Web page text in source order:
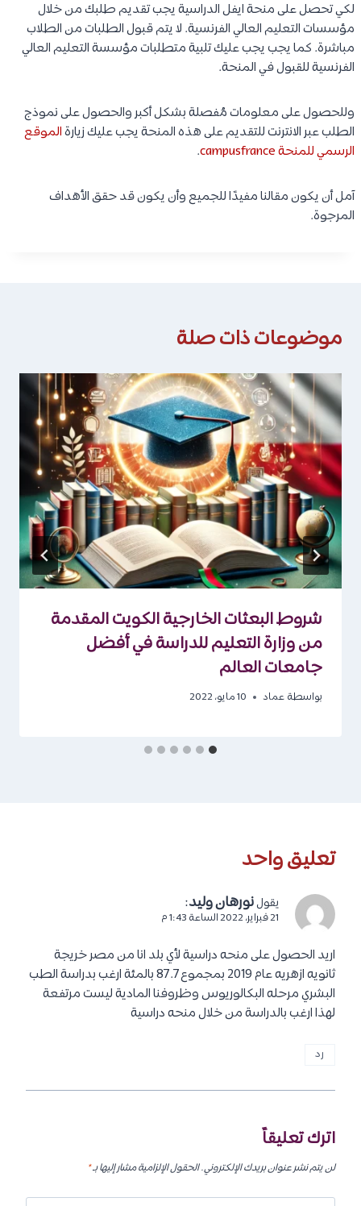
لكي تحصل على منحة ايفل الدراسية يجب تقديم طلبك من خلال
مؤسسات التعليم العالي الفرنسية. لا يتم قبول الطلبات من الطلاب
مباشرة. كما يجب يجب عليك تلبية متطلبات مؤسسة التعليم العالي
الفرنسية للقبول في المنحة.
وللحصول على معلومات مُفصلة بشكل أكبر والحصول على نموذج
الطلب عبر الانترنت للتقديم على هذه المنحة يجب عليك زيارةالموقع
الرسمي للمنحة campusfrance
.
آمل أن يكون مقالنا مفيدًا للجميع وأن يكون قد حقق الأهداف
المرجوة.
موضوعات ذات صلة
شروط البعثات الخارجية الكويت المقدمة
من وزارة التعليم للدراسة في أفضل
جامعات العالم
بواسطة عماد 10 مايو، 2022
تعليق واحد
يقول نورهان وليد:
21 فبراير، 2022 الساعة 1:43 م
اريد الحصول على منحه دراسية لأي بلد انا من مصر خريجة
ثانويه ازهريه عام 2019 بمجموع 87.7 بالمئة ارغب بدراسة الطب
البشري مرحله البكالوريوس وظروفنا المادية ليست مرتفعة
لهذا ارغب بالدراسة من خلال منحه دراسية
رد
اترك تعليقاً
لن يتم نشر عنوان بريدك الإلكتروني.الحقول الإلزامية مشار إليها بـ*